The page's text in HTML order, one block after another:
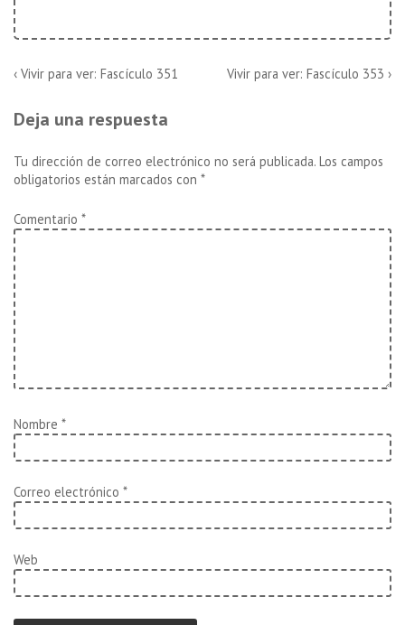
Navegación
de
entradas
La
es
‹ Vivir para ver: Fascículo 351
La
Vivir para ver: Fascículo 353 ›
Deja una respuesta
Tu dirección de correo electrónico no será publicada. Los campos
obligatorios están marcados con *
Comentario *
Nombre *
Correo electrónico *
Web